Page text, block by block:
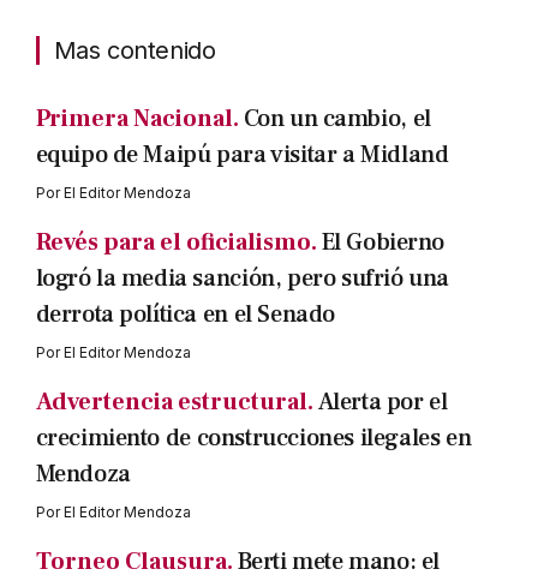
Mas contenido
Primera Nacional. Con un cambio, el
equipo de Maipú para visitar a Midland
PorEl Editor Mendoza
Revés para el oficialismo.El Gobierno
logró la media sanción, pero sufrió una
derrota política en el Senado
PorEl Editor Mendoza
Advertencia estructural.Alerta por el
crecimiento de construcciones ilegales en
Mendoza
PorEl Editor Mendoza
Torneo Clausura.Berti mete mano: el